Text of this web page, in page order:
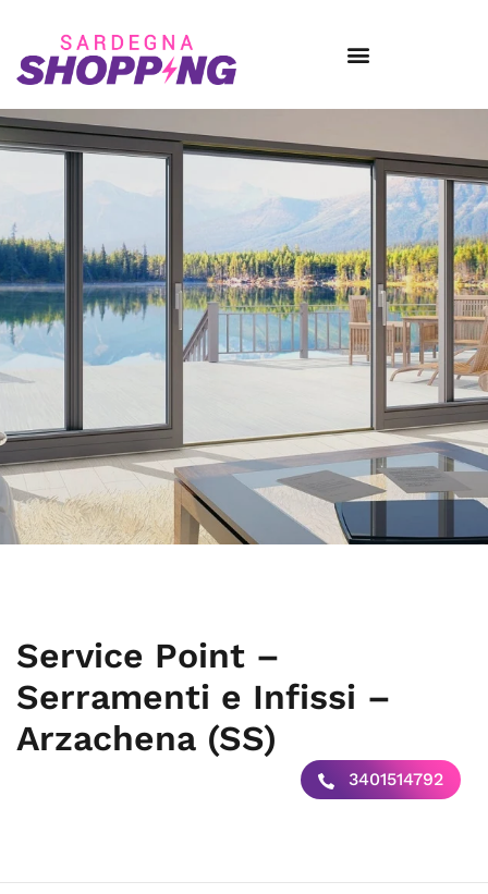
Service Point –
Serramenti e Infissi –
Arzachena (SS)
3401514792